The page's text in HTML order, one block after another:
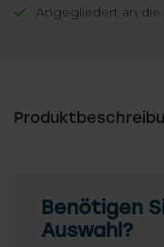
Angegliedert an die
Benötigen
Auswahl?